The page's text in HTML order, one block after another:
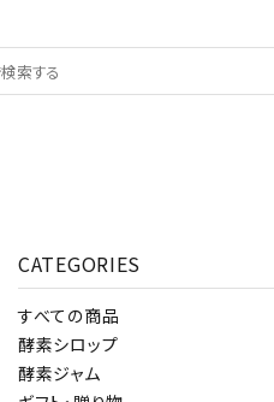
CATEGORIES
すべての商品
酵素シロップ
酵素ジャム